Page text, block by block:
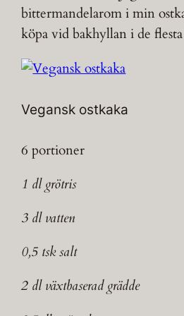
bittermandelarom i min
köpa vid bakhyllan i de
Vegansk ostkaka
6 portioner
1 dl grötris
3 dl vatten
0,5 tsk salt
2 dl växtbaserad grädde